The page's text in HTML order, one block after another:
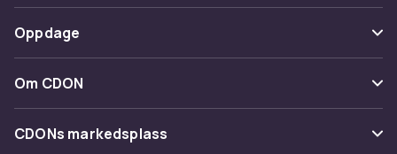
Spor pakke
Angre & returner her
Kontakt oss
Betaling
Levering
Tilbakekallinger
Oppdage
Kategorier
Varemerker
Om CDON
Om oss
CDONs markedsplass